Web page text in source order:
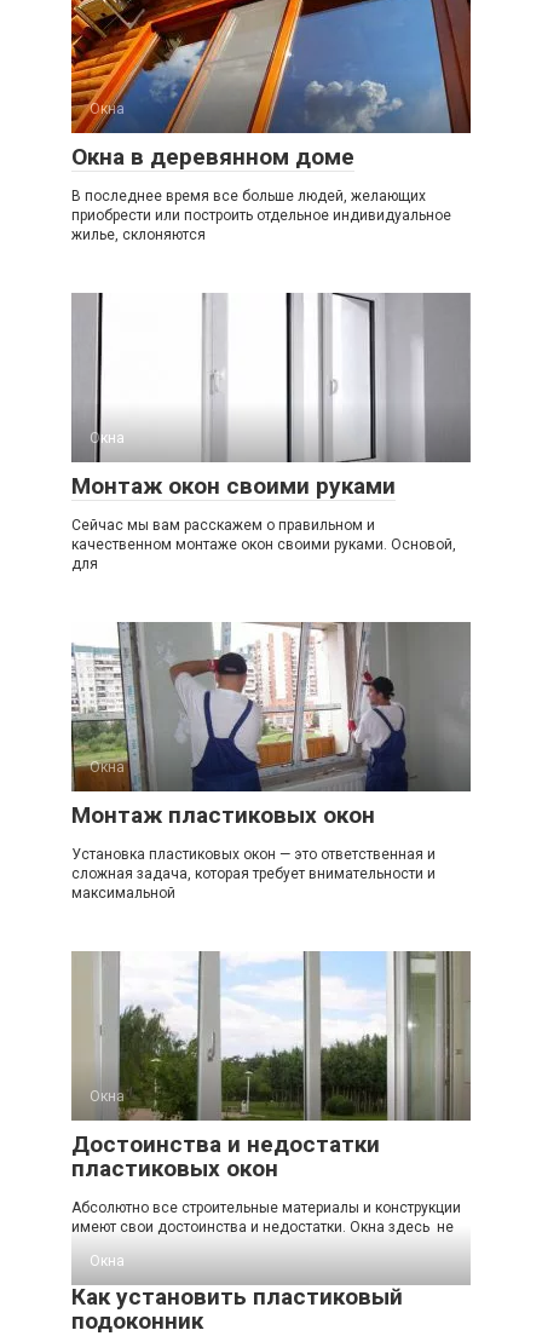
Окна
Окна в деревянном доме
В последнее время все больше людей, желающих
приобрести или построить отдельное индивидуальное
жилье, склоняются
Окна
Монтаж окон своими руками
Сейчас мы вам расскажем о правильном и
качественном монтаже окон своими руками. Основой,
для
Окна
Монтаж пластиковых окон
Установка пластиковых окон — это ответственная и
сложная задача, которая требует внимательности и
максимальной
Окна
Достоинства и недостатки
пластиковых окон
Абсолютно все строительные материалы и конструкции
имеют свои достоинства и недостатки. Окна здесь не
Окна
Как установить пластиковый
подоконник